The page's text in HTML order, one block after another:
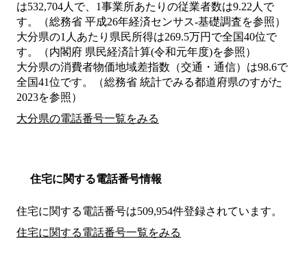
は532,704人で、1事業所あたりの従業者数は9.22人で
す。（総務省 平成26年経済センサス‐基礎調査を参照）
大分県の1人あたり県民所得は269.5万円で全国40位で
す。（内閣府 県民経済計算(令和元年度)を参照）
大分県の消費者物価地域差指数（交通・通信）は98.6で
全国41位です。（総務省 統計でみる都道府県のすがた
2023を参照）
大分県の電話番号一覧をみる
住宅に関する電話番号情報
住宅に関する電話番号は509,954件登録されています。
住宅に関する電話番号一覧をみる